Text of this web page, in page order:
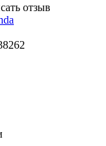
отзыв